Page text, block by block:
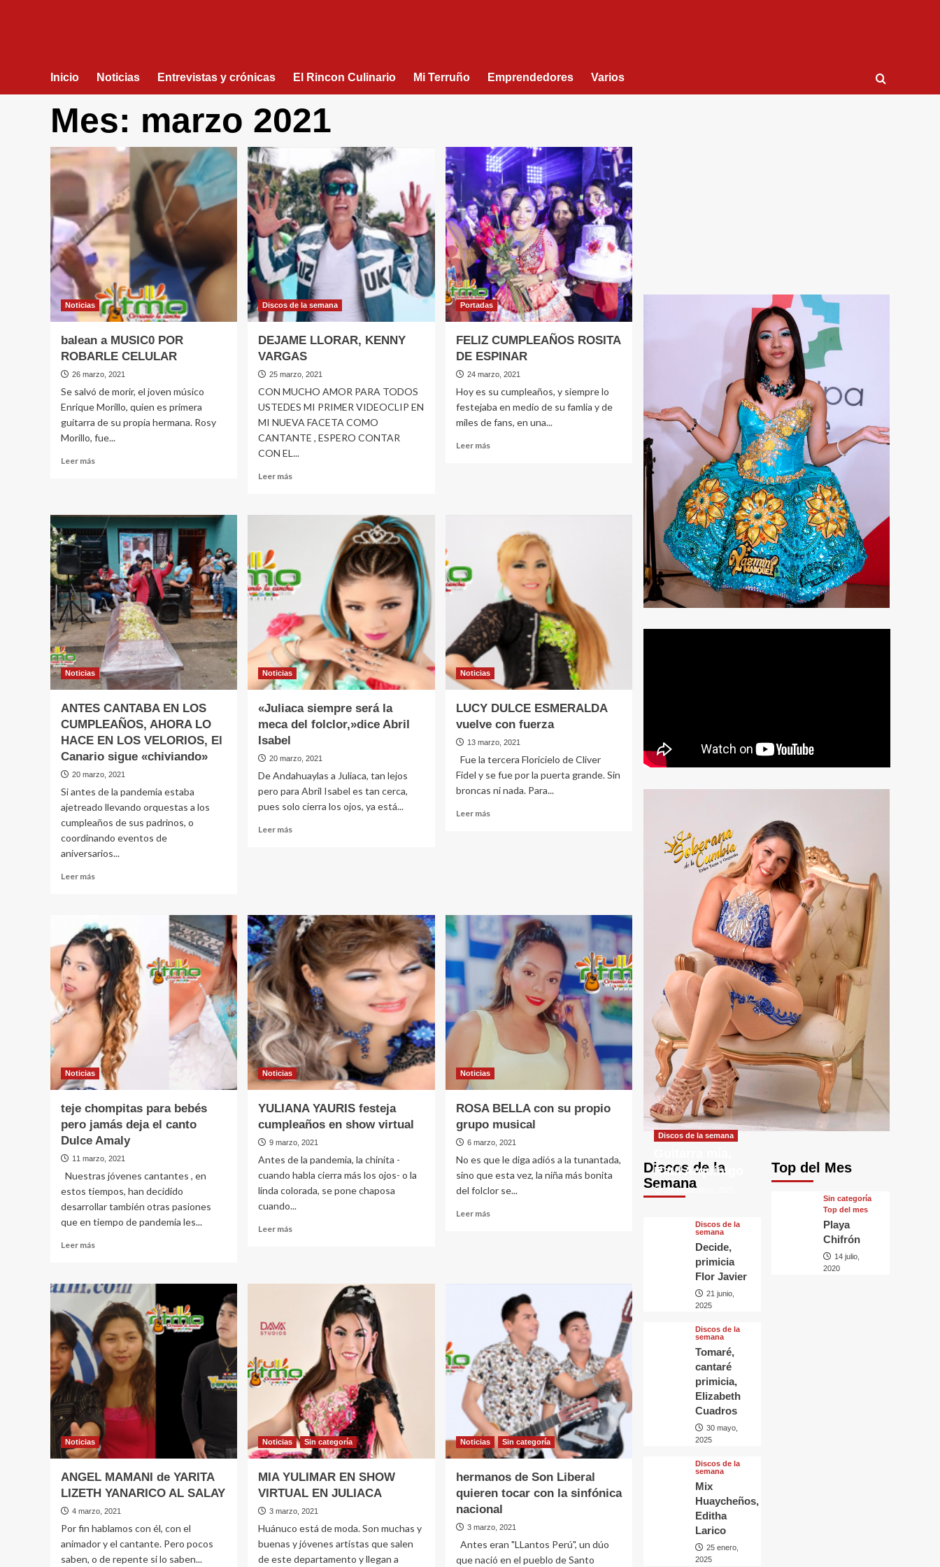
Inicio Noticias Entrevistas y crónicas El Rincon Culinario Mi Terruño Emprendedores Varios
Mes: marzo 2021
Noticias
balean a MUSIC0 POR
ROBARLE CELULAR
26 marzo, 2021
Se salvó de morir, el joven músico
Enrique Morillo, quien es primera
guitarra de su propia hermana. Rosy
Morillo, fue...
Leer más
MUSIC0
POR
ROBARLE
CELULAR
Discos de la semana
DEJAME LLORAR, KENNY
VARGAS
25 marzo, 2021
CON MUCHO AMOR PARA TODOS
USTEDES MI PRIMER VIDEOCLIP EN
MI NUEVA FACETA COMO
CANTANTE , ESPERO CONTAR
CON EL...
Leer más
DEJAME
Portadas
FELIZ CUMPLEAÑOS ROSITA
DE ESPINAR
24 marzo, 2021
Hoy es su cumpleaños, y siempre lo
festejaba en medio de su famlia y de
miles de fans, en una...
Leer másLeer
ESPINAR
Noticias
ANTES CANTABA EN LOS
CUMPLEAÑOS, AHORA LO
HACE EN LOS VELORIOS, El
Canario sigue «chiviando»
20 marzo, 2021
Si antes de la pandemia estaba
ajetreado llevando orquestas a los
cumpleaños de sus padrinos, o
coordinando eventos de
aniversarios...
Leer más
CANTABA
EN
LOS
CUMPLEAÑOS,
AHORA
LO
HACE
EN
LOS
VELORIOS,
El
Canario
sigue
Noticias
«Juliaca siempre será la
meca del folclor,»dice Abril
Isabel
20 marzo, 2021
De Andahuaylas a Juliaca, tan lejos
pero para Abril Isabel es tan cerca,
pues solo cierra los ojos, ya está...
Leer más
meca
del
folclor,»dice
Abril
Isabel
Noticias
LUCY DULCE ESMERALDA
vuelve con fuerza
13 marzo, 2021
Fue la tercera Floricielo de Cliver
Fidel y se fue por la puerta grande. Sin
broncas ni nada. Para...
Leer másLeer
fuerza
Noticias
teje chompitas para bebés
pero jamás deja el canto
Dulce Amaly
11 marzo, 2021
Nuestras jóvenes cantantes , en
estos tiempos, han decidido
desarrollar también otras pasiones
que en tiempo de pandemia les...
Leer más
teje
chompitas
para
bebés
pero
jamás
deja
el
canto
Dulce
Amaly
Noticias
YULIANA YAURIS festeja
cumpleaños en show virtual
9 marzo, 2021
Antes de la pandemia, la chinita -
cuando habla cierra más los ojos- o la
linda colorada, se pone chaposa
cuando...
Leer más
cumpleaños
Noticias
ROSA BELLA con su propio
grupo musical
6 marzo, 2021
No es que le diga adiós a la tunantada,
sino que esta vez, la niña más bonita
del folclor se...
Leer másLeer
propio
grupo
musical
Noticias
ANGEL MAMANI de YARITA
LIZETH YANARICO AL SALAY
4 marzo, 2021
Por fin hablamos con él, con el
animador y el cantante. Pero pocos
saben, o de repente si lo saben...
Noticias Sin categorí­a
MIA YULIMAR EN SHOW
VIRTUAL EN JULIACA
3 marzo, 2021
Huánuco está de moda. Son muchas y
buenas y jóvenes artistas que salen
de este departamento y llegan a
Noticias Sin categorí­a
hermanos de Son Liberal
quieren tocar con la sinfónica
nacional
3 marzo, 2021
Antes eran "LLantos Perú", un dúo
que nació en el pueblo de Santo
Discos de la
Semana
Discos de la semana
Raul Arquínigo
29 septiembre, 2025
Discos de la
semana
Decide,
primicia
Flor Javier
21 junio,
2025
Discos de la
semana
Tomaré,
cantaré
primicia,
Elizabeth
Cuadros
30 mayo,
2025
Discos de la
semana
Mix
Huaycheños,
Editha
Larico
25 enero,
2025
Top del Mes
Sin categorí­a
Top del mes
Playa
Chifrón
14 julio,
2020